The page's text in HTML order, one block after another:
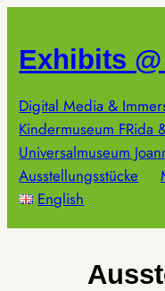
springen
Exhibits
Digital Media &
Kindermuseum FRida
Universalmuseum
Ausstellungsstücke
English